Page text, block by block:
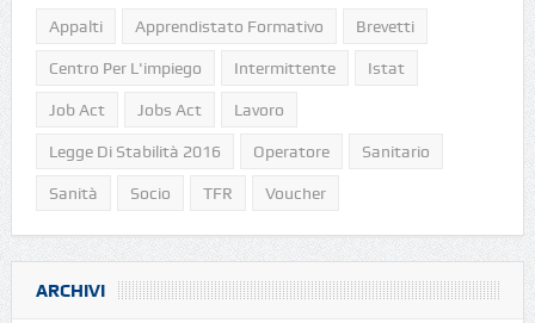
Appalti Apprendistato Formativo Brevetti
Centro Per L'impiego Intermittente Istat
Job Act Jobs Act Lavoro
Legge Di Stabilità 2016 Operatore Sanitario
Sanità Socio TFR Voucher
ARCHIVI